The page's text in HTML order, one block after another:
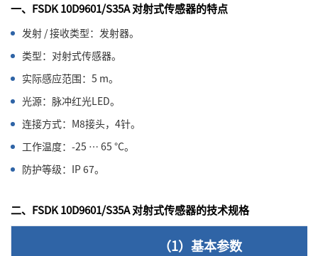
一、FSDK 10D9601/S35A 对射式传感器的特点
发射 / 接收类型：发射器。
类型：对射式传感器。
实际感应范围：5 m。
光源：脉冲红光LED。
连接方式：M8接头，4针。
工作温度：-25 … 65 °C。
防护等级：IP 67。
二、FSDK 10D9601/S35A 对射式传感器的技术规格
（1）基本参数